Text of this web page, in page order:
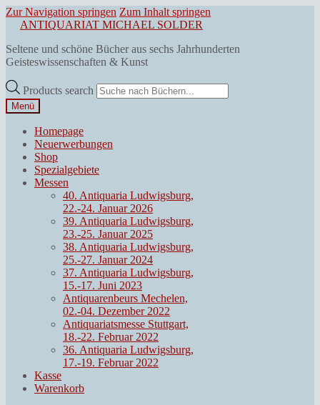
Zur Navigation springen Zum Inhalt springen
ANTIQUARIAT MICHAEL SOLDER
Seltene und schöne Bücher aus sechs Jahrhunderten
Geisteswissenschaften & Kunst
Products search
Menü
Homepage
Neuerwerbungen
Shop
Spezialgebiete
Messen
40. Antiquaria Ludwigsburg,
22.-24. Januar 2026
39. Antiquaria Ludwigsburg,
23.-25. Januar 2025
38. Antiquaria Ludwigsburg,
25.-27. Januar 2024
37. Antiquaria Ludwigsburg,
15.-17. Juni 2023
Antiquarenbeurs Mechelen,
02.-04. Dezember 2022
Antiquariatsmesse Stuttgart,
18.-22. Februar 2022
36. Antiquaria Ludwigsburg,
17.-19. Februar 2022
Kasse
Warenkorb